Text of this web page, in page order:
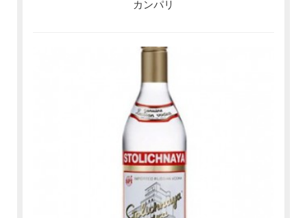
カンパリ